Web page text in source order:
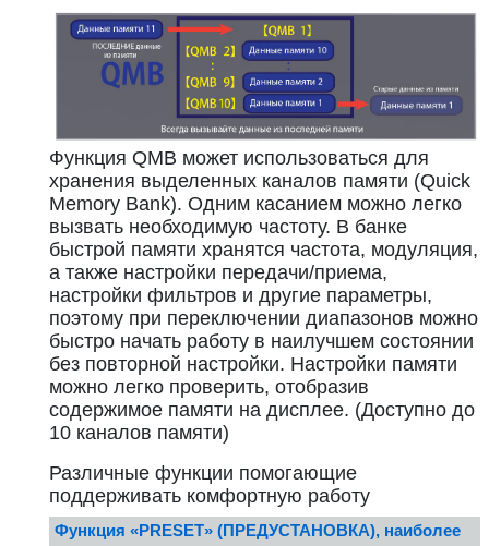
Функция QMB может использоваться для
хранения выделенных каналов памяти (Quick
Memory Bank). Одним касанием можно легко
вызвать необходимую частоту. В банке
быстрой памяти хранятся частота, модуляция,
а также настройки передачи/приема,
настройки фильтров и другие параметры,
поэтому при переключении диапазонов можно
быстро начать работу в наилучшем состоянии
без повторной настройки. Настройки памяти
можно легко проверить, отобразив
содержимое памяти на дисплее. (Доступно до
10 каналов памяти)
Различные функции помогающие
поддерживать комфортную работу
Функция «PRESET» (ПРЕДУСТАНОВКА), наиболее